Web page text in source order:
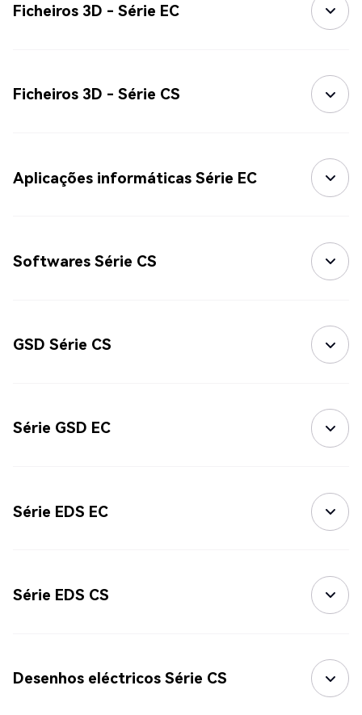
Ficheiros 3D - Série EC
Ficheiros 3D - Série CS
Aplicações informáticas Série EC
Softwares Série CS
GSD Série CS
Série GSD EC
Série EDS EC
Série EDS CS
Desenhos eléctricos Série CS